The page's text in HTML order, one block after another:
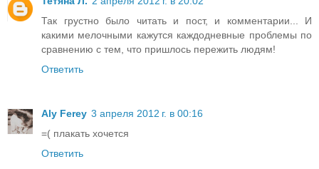
Так грустно было читать и пост, и комментарии... И
какими мелочными кажутся каждодневные проблемы по
сравнению с тем, что пришлось пережить людям!
Ответить
Aly Ferey 3 апреля 2012 г. в 00:16
=( плакать хочется
Ответить